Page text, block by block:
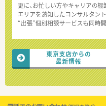
更に、お忙しい方やキャリアの
エリアを熟知したコンサルタント
“出張”個別相談サービスも同時
東京支店からの
最新情報